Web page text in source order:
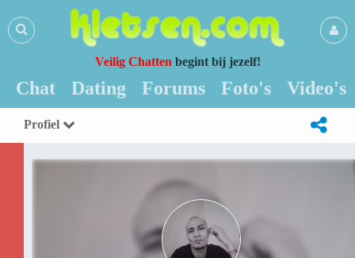
Veilig Chatten begint bij jezelf!
Chat Dating Forums Foto's Video's
Profiel